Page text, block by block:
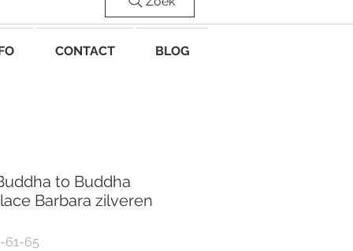
CONTACT BLOG
to Buddha
Barbara zilveren
61-65